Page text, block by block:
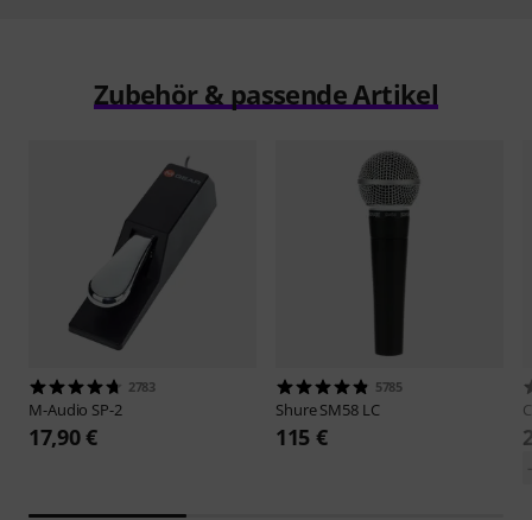
Zubehör & passende Artikel
2783
M-Audio SP-2
17,90 €
5785
ShureSM58 LC
115 €